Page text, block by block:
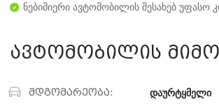
ნებიმიერი ავტომობილის შესახებ უფასო
ავტომობილის
მდგომარეობა: დაურტყმელი